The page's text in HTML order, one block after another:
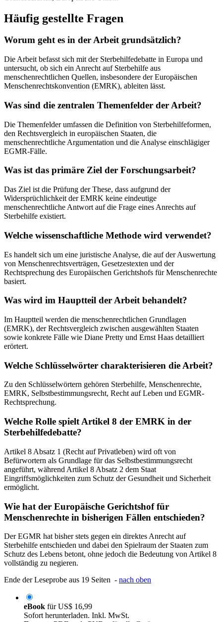
Häufig gestellte Fragen
Worum geht es in der Arbeit grundsätzlich?
Die Arbeit befasst sich mit der Sterbehilfedebatte in Europa und
untersucht, ob sich ein Anrecht auf Sterbehilfe aus
menschenrechtlichen Quellen, insbesondere der Europäischen
Menschenrechtskonvention (EMRK), ableiten lässt.
Was sind die zentralen Themenfelder der Arbeit?
Die Themenfelder umfassen die Definition von Sterbehilfeformen,
den Rechtsvergleich in europäischen Staaten, die
menschenrechtliche Argumentation und die Analyse einschlägiger
EGMR-Fälle.
Was ist das primäre Ziel der Forschungsarbeit?
Das Ziel ist die Prüfung der These, dass aufgrund der
Widersprüchlichkeit der EMRK keine eindeutige
menschenrechtliche Antwort auf die Frage eines Anrechts auf
Sterbehilfe existiert.
Welche wissenschaftliche Methode wird verwendet?
Es handelt sich um eine juristische Analyse, die auf der Auswertung
von Menschenrechtsverträgen, Gesetzestexten und der
Rechtsprechung des Europäischen Gerichtshofs für Menschenrechte
basiert.
Was wird im Hauptteil der Arbeit behandelt?
Im Hauptteil werden die menschenrechtlichen Grundlagen
(EMRK), der Rechtsvergleich zwischen ausgewählten Staaten
sowie konkrete Fälle wie Diane Pretty und Ernst Haas detailliert
erörtert.
Welche Schlüsselwörter charakterisieren die Arbeit?
Zu den Schlüsselwörtern gehören Sterbehilfe, Menschenrechte,
EMRK, Selbstbestimmungsrecht, Recht auf Leben und EGMR-
Rechtsprechung.
Welche Rolle spielt Artikel 8 der EMRK in der
Sterbehilfedebatte?
Artikel 8 Absatz 1 (Recht auf Privatleben) wird oft von
Befürwortern als Grundlage für das Selbstbestimmungsrecht
angeführt, während Artikel 8 Absatz 2 dem Staat
Eingriffsmöglichkeiten zum Schutz der Gesundheit und Sicherheit
ermöglicht.
Wie hat der Europäische Gerichtshof für
Menschenrechte in bisherigen Fällen entschieden?
Der EGMR hat bisher stets gegen ein direktes Anrecht auf
Sterbehilfe entschieden und dabei den Spielraum der Staaten zum
Schutz des Lebens betont, ohne jedoch die Bedeutung von Artikel 8
vollständig zu negieren.
Ende der Leseprobe aus 19 Seiten - nach oben
eBook fürUS$ 16,99
Sofort herunterladen. Inkl. MwSt.